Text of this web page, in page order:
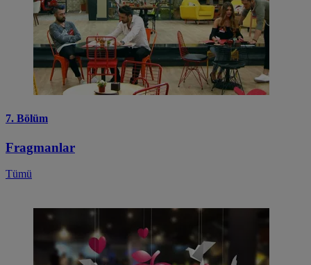
7. Bölüm
Fragmanlar
Tümü